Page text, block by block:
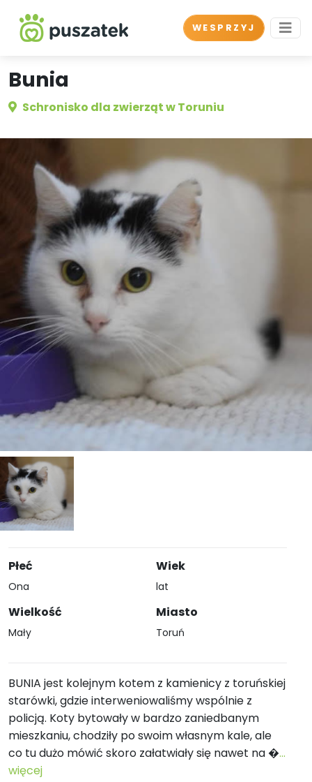
WESPRZYJ
Bunia
Schronisko dla zwierząt w Toruniu
Płeć
Ona
Wielkość
Mały
Wiek
lat
Miasto
Toruń
BUNIA jest kolejnym kotem z kamienicy z toruńskiej
starówki, gdzie interweniowaliśmy wspólnie z
policją. Koty bytowały w bardzo zaniedbanym
mieszkaniu, chodziły po swoim własnym kale, ale
co tu dużo mówić skoro załatwiały się nawet na �...
więcej